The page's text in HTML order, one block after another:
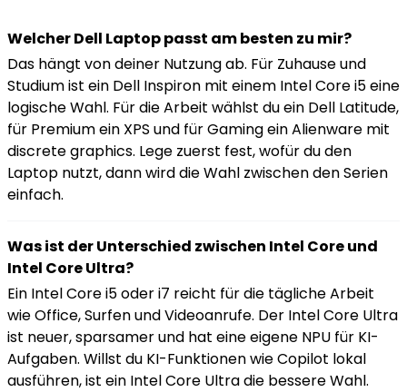
Welcher Dell Laptop passt am besten zu mir?
Das hängt von deiner Nutzung ab. Für Zuhause und
Studium ist ein Dell Inspiron mit einem Intel Core i5 eine
logische Wahl. Für die Arbeit wählst du ein Dell Latitude,
für Premium ein XPS und für Gaming ein Alienware mit
discrete graphics. Lege zuerst fest, wofür du den
Laptop nutzt, dann wird die Wahl zwischen den Serien
einfach.
Was ist der Unterschied zwischen Intel Core und
Intel Core Ultra?
Ein Intel Core i5 oder i7 reicht für die tägliche Arbeit
wie Office, Surfen und Videoanrufe. Der Intel Core Ultra
ist neuer, sparsamer und hat eine eigene NPU für KI-
Aufgaben. Willst du KI-Funktionen wie Copilot lokal
ausführen, ist ein Intel Core Ultra die bessere Wahl.